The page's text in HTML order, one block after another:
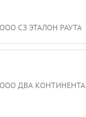
ООО СЗ ЭТАЛОН РАУТА
· ООО ДВА КОНТИНЕНТА.